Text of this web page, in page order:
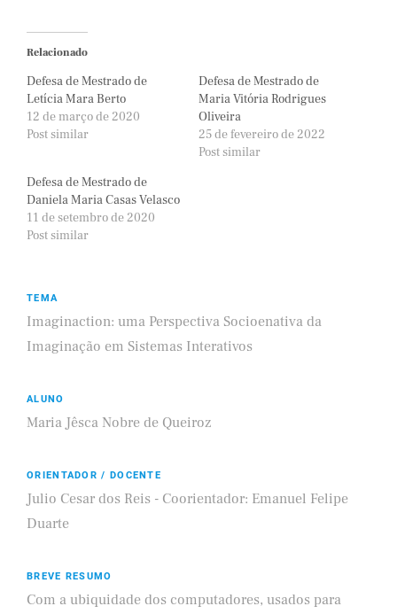
Relacionado
Defesa de Mestrado de
Letícia Mara Berto
12 de março de 2020
Post similar
Defesa de Mestrado de
Maria Vitória Rodrigues
Oliveira
25 de fevereiro de 2022
Post similar
Defesa de Mestrado de
Daniela Maria Casas Velasco
11 de setembro de 2020
Post similar
TEMA
Imaginaction: uma Perspectiva Socioenativa da
Imaginação em Sistemas Interativos
ALUNO
Maria Jêsca Nobre de Queiroz
ORIENTADOR / DOCENTE
Julio Cesar dos Reis - Coorientador: Emanuel Felipe
Duarte
BREVE RESUMO
Com a ubiquidade dos computadores, usados para